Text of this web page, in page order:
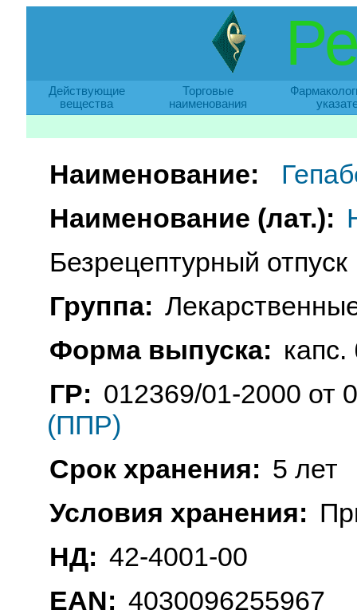
Действующие
вещества
Торговые
наименования
Наименование:
Наименование (лат.):
Безрецептурный отпуск
Группа:
Форма выпуска: капс.
ГР: 012369/01-2000 от
(ППР)
Срок хранения: 5 лет
Условия хранения:
НД: 42-4001-00
EAN: 4030096255967